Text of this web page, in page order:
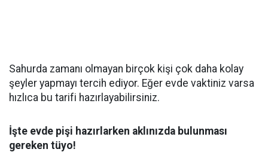
Sahurda zamanı olmayan birçok kişi çok daha kolay
şeyler yapmayı tercih ediyor. Eğer evde vaktiniz varsa
hızlıca bu tarifi hazırlayabilirsiniz.
İşte evde pişi hazırlarken aklınızda bulunması
gereken tüyo!